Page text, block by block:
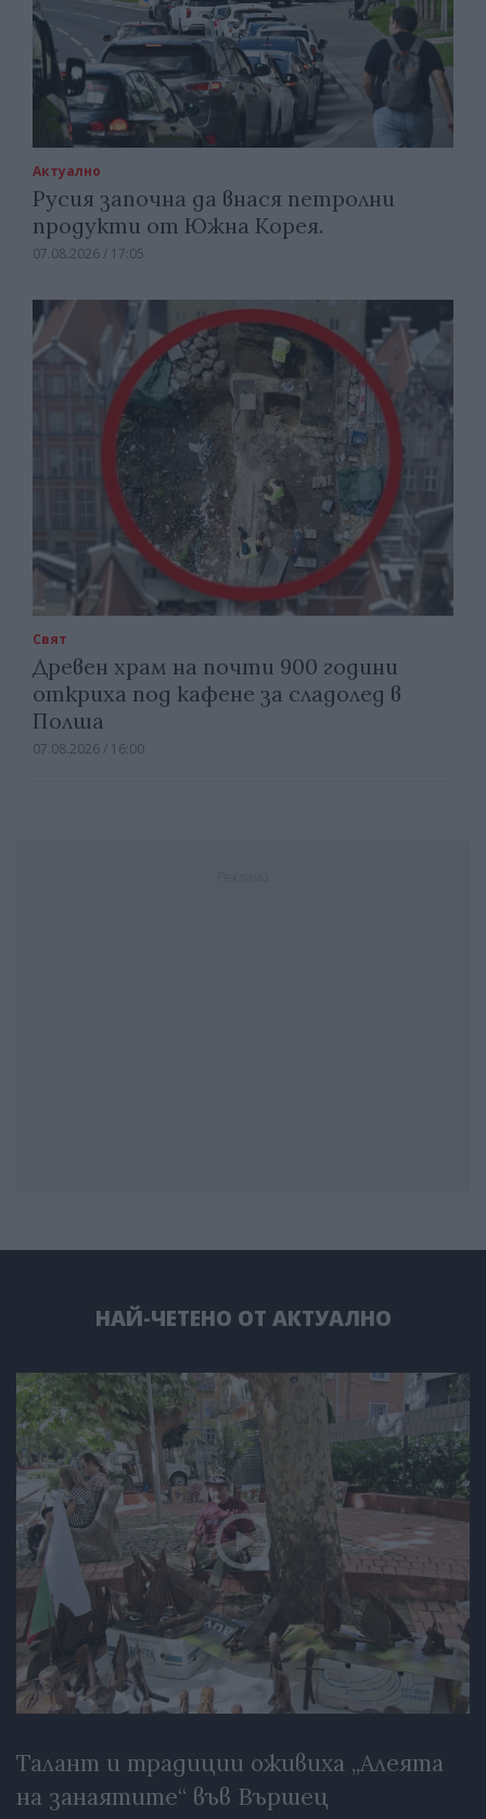
Актуално
Русия започна да внася петролни
продукти от Южна Корея.
07.08.2026 / 17:05
Свят
Древен храм на почти 900 години
откриха под кафене за сладолед в
Полша
07.08.2026 / 16:00
НАЙ-ЧЕТЕНО ОТ АКТУАЛНО
Талант и традиции оживиха „Алеята
на занаятите“ във Вършец